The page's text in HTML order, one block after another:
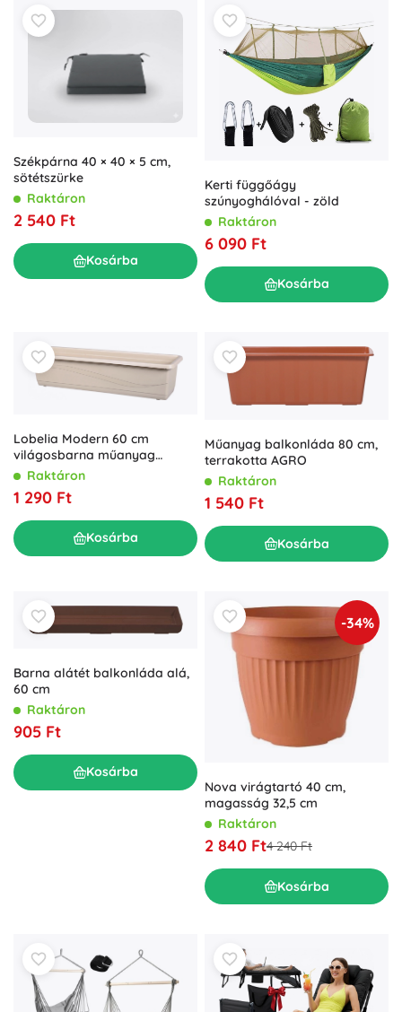
Székpárna 40 × 40 × 5 cm,
sötétszürke
Raktáron
2 540 Ft
Kosárba
Kerti függőágy
szúnyoghálóval - zöld
Raktáron
6 090 Ft
Kosárba
Lobelia Modern 60 cm
világosbarna műanyag
balkonláda
Raktáron
1 290 Ft
Kosárba
Műanyag balkonláda 80 cm,
terrakotta AGRO
Raktáron
1 540 Ft
Kosárba
Barna alátét balkonláda alá,
60 cm
Raktáron
905 Ft
Kosárba
-34%
Nova virágtartó 40 cm,
magasság 32,5 cm
Raktáron
2 840 Ft4 240 Ft
Kosárba